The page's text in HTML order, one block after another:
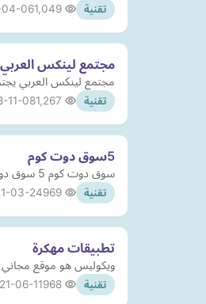
تقنية 04-06
مجتمع لينكس العربي
مجتمع لينكس العربي
تقنية 11-08
5سوق دوت كوم
سوق دوت كوم 5 سوق دوت كوم هي بوابة متخصصة في نشر الإعلانات المبوبة المجانية وتغطي بخدماتها جميع الدول العربية بامكان مشتركي"بوابة 5 سوق دوت
تقنية 03-24
تطبيقات مهكرة
ويكوليس هو موقع مجاني
تقنية 06-11